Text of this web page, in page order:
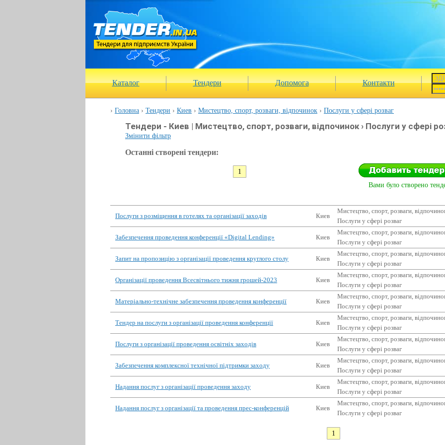
Каталог Тендери Допомога Контакти
Головна Тендери Киев Мистецтво, спорт, розваги, відпочинок Послуги у сфері розваг
Тендери - Киев | Мистецтво, спорт, розваги, відпочинок › Послуги у сфері
Змінити фільтр
Останні створені тендери:
Вами було створено
1
Послуги з розміщення в готелях та організації заходів Киев
Мистецтво, спорт, розваги,
Послуги у сфері розваг
Забезпечення проведення конференції «Digital Lending» Киев
Мистецтво, спорт, розваги,
Послуги у сфері розваг
Запит на пропозицію з організації проведення круглого столу Киев
Мистецтво, спорт, розваги,
Послуги у сфері розваг
Організації проведення Всесвітнього тижня грошей-2023 Киев
Мистецтво, спорт, розваги,
Послуги у сфері розваг
Матеріально-технічне забезпечення проведення конференції Киев
Мистецтво, спорт, розваги,
Послуги у сфері розваг
Тендер на послуги з організації проведення конференції Киев
Мистецтво, спорт, розваги,
Послуги у сфері розваг
Послуги з організації проведення освітніх заходів Киев
Мистецтво, спорт, розваги,
Послуги у сфері розваг
Забезпечення комплексної технічної підтримки заходу Киев
Мистецтво, спорт, розваги,
Послуги у сфері розваг
Надання послуг з організації проведення заходу Киев
Мистецтво, спорт, розваги,
Послуги у сфері розваг
Надання послуг з організації та проведення прес-конференцій Киев
Мистецтво, спорт, розваги,
Послуги у сфері розваг
1